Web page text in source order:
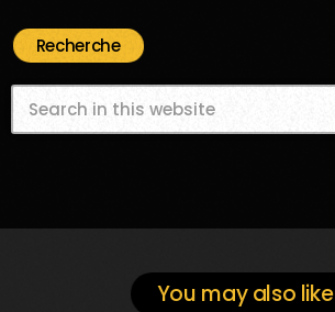
Recherche
You may also like